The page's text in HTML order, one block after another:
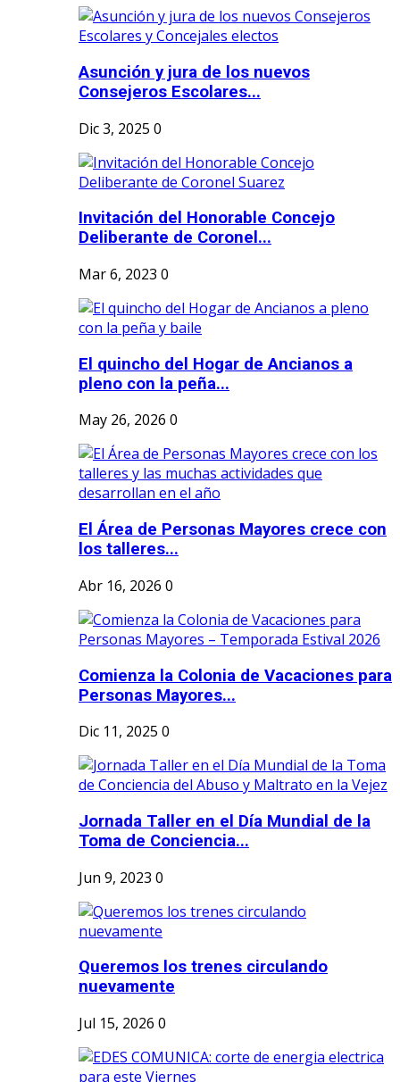
Asunción y jura de los nuevos
Consejeros Escolares...
Dic 3, 2025 0
Invitación del Honorable Concejo
Deliberante de Coronel...
Mar 6, 2023 0
El quincho del Hogar de Ancianos a
pleno con la peña...
May 26, 2026 0
El Área de Personas Mayores crece con
los talleres...
Abr 16, 2026 0
Comienza la Colonia de Vacaciones para
Personas Mayores...
Dic 11, 2025 0
Jornada Taller en el Día Mundial de la
Toma de Conciencia...
Jun 9, 2023 0
Queremos los trenes circulando
nuevamente
Jul 15, 2026 0